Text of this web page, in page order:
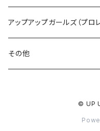
Tシャツ
other
Blu-ray
Tシャツ
アップアップガールズ（プロレ
Tシャツ
その他
© UP